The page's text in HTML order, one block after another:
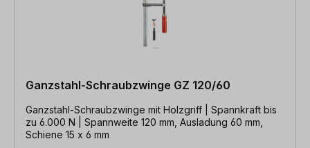
Ganzstahl-Schraubzwinge GZ 120/60
Ganzstahl-Schraubzwinge mit Holzgriff | Spannkraft bis
zu 6.000 N | Spannweite 120 mm, Ausladung 60 mm,
Schiene 15 x 6 mm